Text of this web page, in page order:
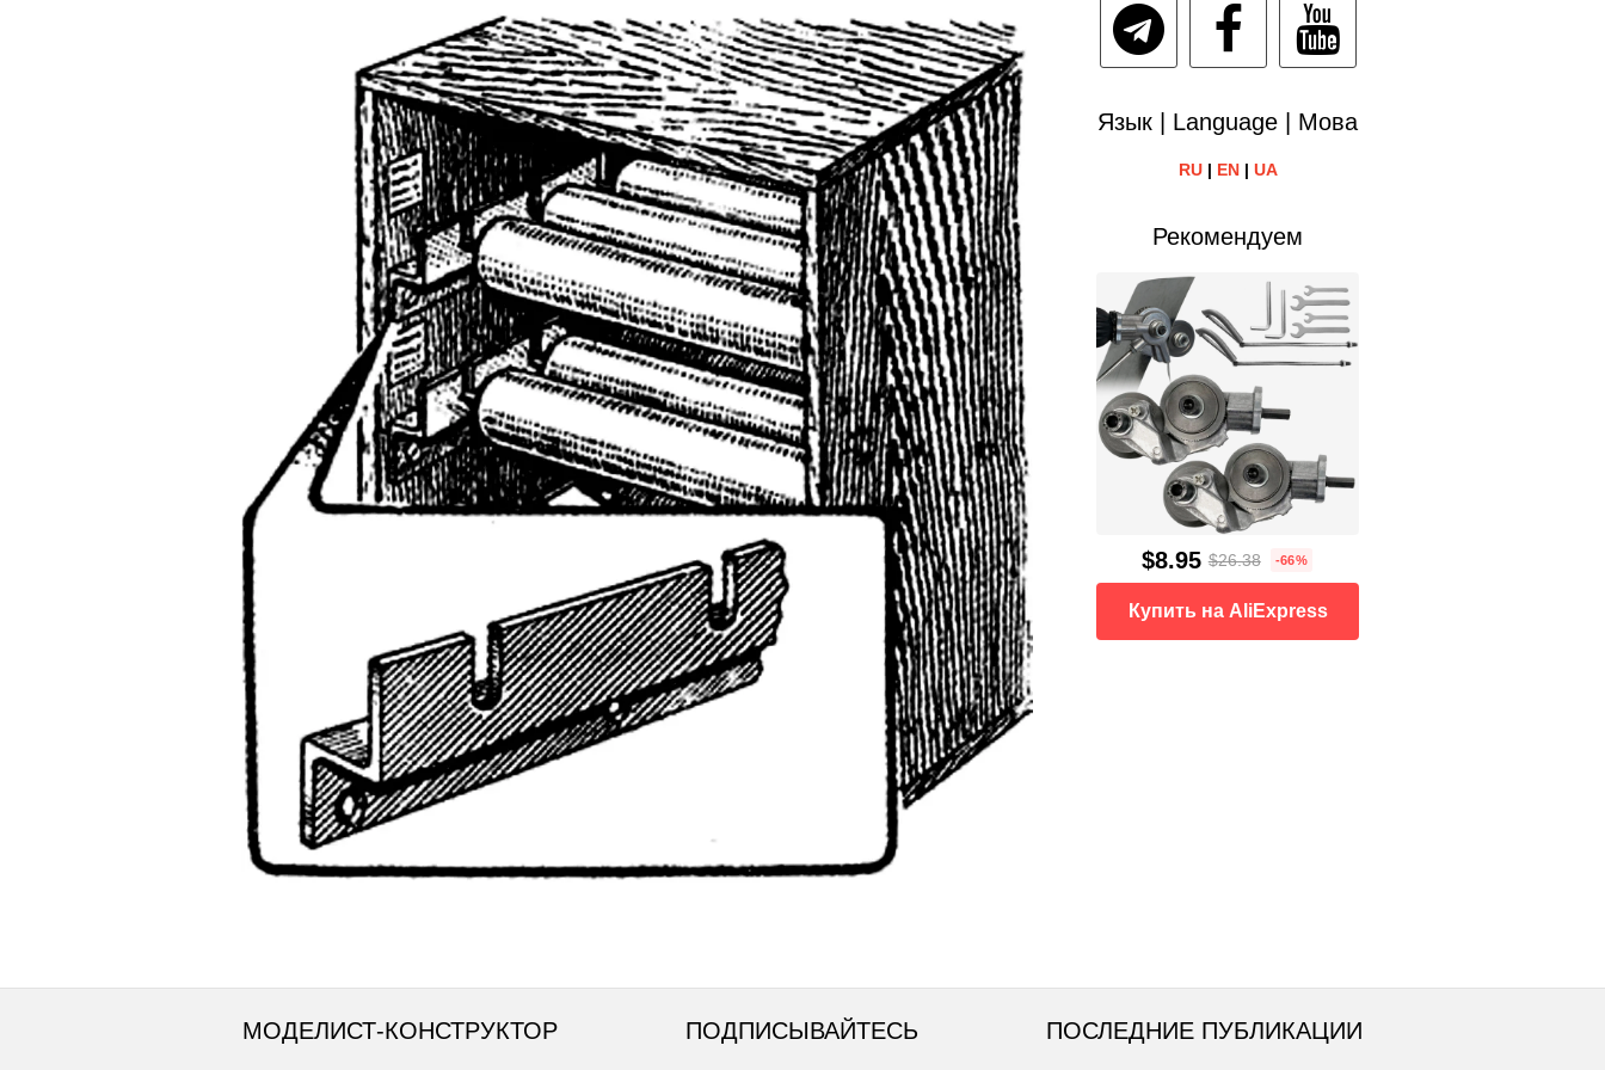
Язык | Language | Мова
RU| EN| UA
Рекомендуем
$8.95 $26.38 -66%
Купить на AliExpress
МОДЕЛИСТ-КОНСТРУКТОР ПОДПИСЫВАЙТЕСЬ ПОСЛЕДНИЕ ПУБЛИКАЦИИ